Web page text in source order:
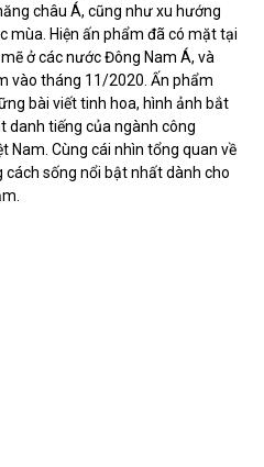
châu Á, cũng như xu hướng
mùa. Hiện ấn phẩm đã có mặt tại
ở các nước Đông Nam Á, và
vào tháng 11/2020. Ấn phẩm
bài viết tinh hoa, hình ảnh bắt
danh tiếng của ngành công
Nam. Cùng cái nhìn tổng quan về
sống nổi bật nhất dành cho